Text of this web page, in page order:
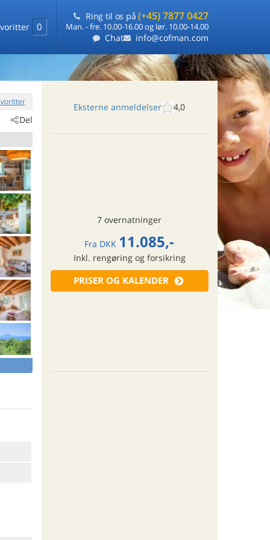
0
Ring til os på (+45) 7877 0427
Man. - fre. 10.00-16.00 og lør. 10.00-14.00
Chat info@cofman.com
Del
Eksterne anmeldelser 4,0
7 overnatninger
Fra DKK 11.085,-
Inkl. rengøring og forsikring
PRISER OG KALENDER